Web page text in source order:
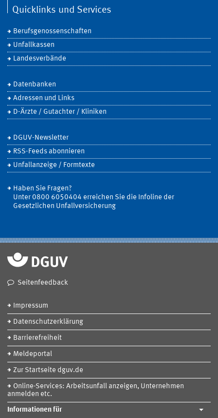
Quicklinks und Services
Berufsgenossenschaften
Unfallkassen
Landesverbände
Datenbanken
Adressen und Links
D-Ärzte / Gutachter / Kliniken
DGUV-Newsletter
RSS-Feeds abonnieren
Unfallanzeige / Formtexte
Haben Sie Fragen?
Unter 0800 6050404 erreichen Sie die Infoline der
Gesetzlichen Unfallversicherung
Seitenfeedback
Impressum
Datenschutzerklärung
Barrierefreiheit
Meldeportal
Zur Startseite dguv.de
Online-Services: Arbeitsunfall anzeigen, Unternehmen
anmelden etc.
Informationen für